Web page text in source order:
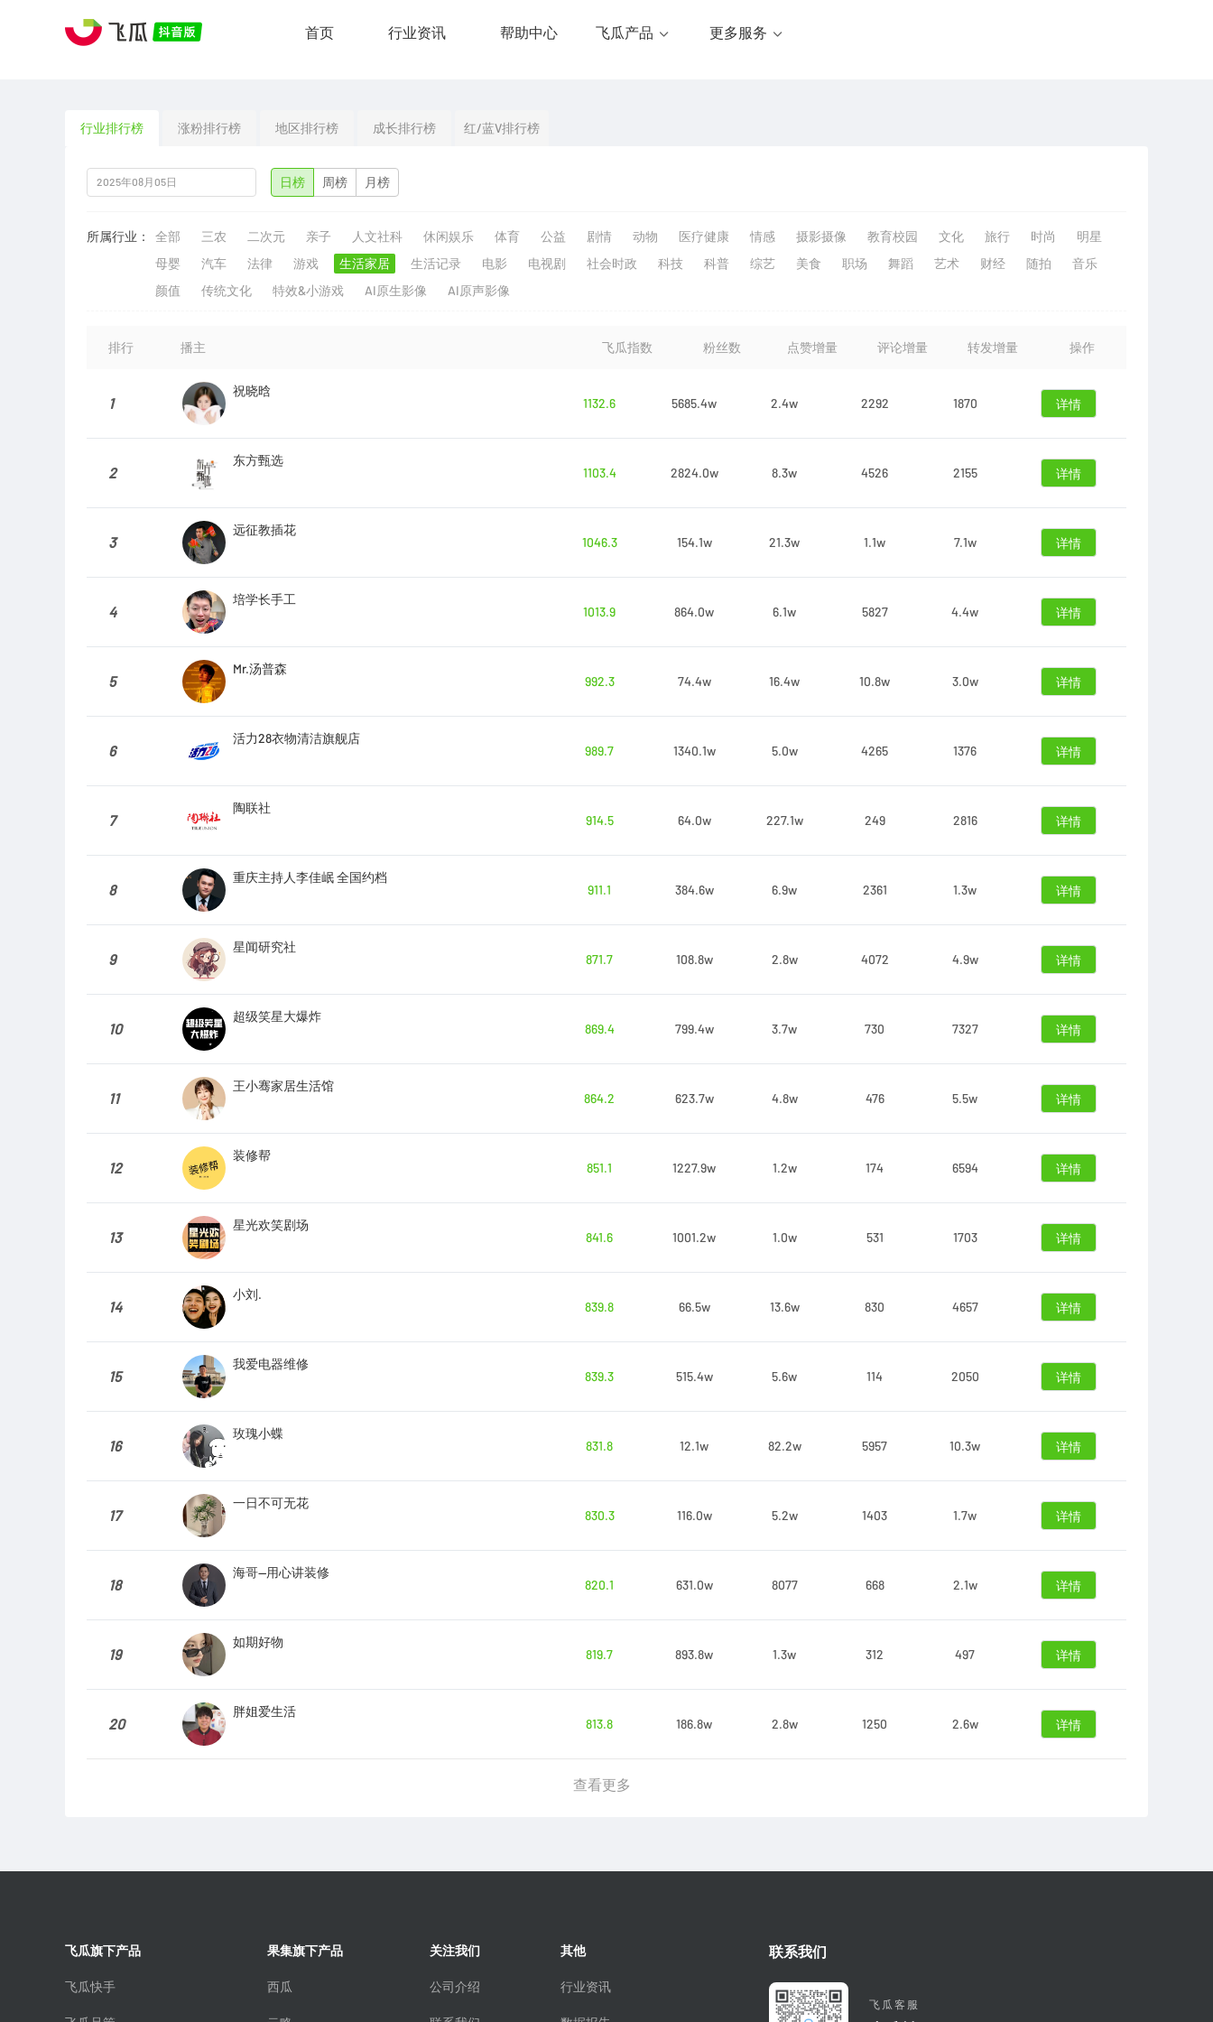
首页 行业资讯 帮助中心 飞瓜产品 更多服务
行业排行榜 涨粉排行榜 地区排行榜 成长排行榜 红/蓝V排行榜
日榜 周榜 月榜
所属行业： 全部 三农 二次元 亲子 人文社科 休闲娱乐 体育 公益 剧情 动物 医疗健康 情感 摄影摄像 教育校园 文化 旅行 时尚
明星
母婴
汽车 法律 游戏 生活家居 生活记录 电影 电视剧 社会时政 科技 科普 综艺 美食 职场 舞蹈 艺术 财经 随拍
音乐
颜值
传统文化 特效&小游戏 AI原生影像 AI原声影像
排行 播主 飞瓜指数 粉丝数 点赞增量 评论增量 转发增量 操作
1
祝晓晗
1132.6
5685.4w 2.4w 2292 1870 详情
2
东方甄选
1103.4
2824.0w 8.3w 4526 2155 详情
3
远征教插花
1046.3
154.1w 21.3w 1.1w 7.1w 详情
4
培学长手工
1013.9
864.0w 6.1w 5827 4.4w 详情
5
Mr.汤普森
992.3
74.4w 16.4w 10.8w 3.0w 详情
6
活力28衣物清洁旗舰店
989.7
1340.1w 5.0w 4265 1376 详情
7
陶联社
914.5
64.0w 227.1w 249 2816 详情
8
重庆主持人李佳岷 全国约档
911.1
384.6w 6.9w 2361 1.3w 详情
9
星闻研究社
871.7
108.8w 2.8w 4072 4.9w 详情
10
超级笑星大爆炸
869.4
799.4w 3.7w 730 7327 详情
11
王小骞家居生活馆
864.2
623.7w 4.8w 476 5.5w 详情
12
装修帮
851.1
1227.9w 1.2w 174 6594 详情
13
星光欢笑剧场
841.6
1001.2w 1.0w 531 1703 详情
14
小刘.
839.8
66.5w 13.6w 830 4657 详情
15
我爱电器维修
839.3
515.4w 5.6w 114 2050 详情
16
玫瑰小蝶
831.8
12.1w 82.2w 5957 10.3w 详情
17
一日不可无花
830.3
116.0w 5.2w 1403 1.7w 详情
18
海哥—用心讲装修
820.1
631.0w 8077 668 2.1w 详情
19
如期好物
819.7
893.8w 1.3w 312 497 详情
20
胖姐爱生活
813.8
186.8w 2.8w 1250 2.6w 详情
查看更多
飞瓜旗下产品
飞瓜快手
果集旗下产品
西瓜
关注我们
公司介绍
其他
行业资讯
联系我们
飞瓜客服